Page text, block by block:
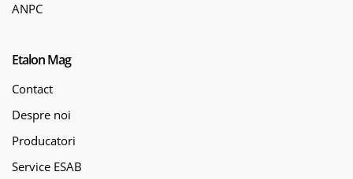
ANPC
Etalon Mag
Contact
Despre noi
Producatori
Service ESAB